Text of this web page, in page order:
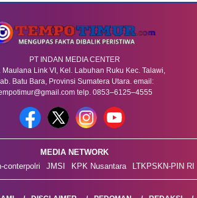
PT INDAN MEDIA CENTER
Maulana Link VI, Kel. Labuhan Ruku Kec. Talawi,
Batu Bara, Provinsi Sumatera Utara. email:
telp. 0853–6125–4555
MEDIA NETWORK
conterpolri JMSI KPK Nusantara LTKPSKN-PIN RI